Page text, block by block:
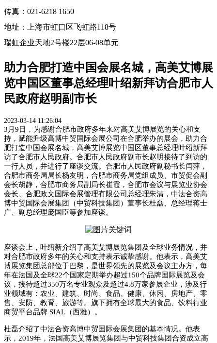
传真：021-6218 1650
地址：上海市虹口区飞虹路118号
瑞虹企业天地2号楼22层06-08单元
助力合肥打造中国会展名城，高美艾博展
览中国区董事总经理叶绍新拜访合肥市人
民政府赵明副市长
2023-03-14 11:26:04
3月9日，为感谢合肥市政府多年来对高美艾博展览的关心和支
持，赋能升级高博中贸国际会展公司在合肥举办的展会，助力合
肥打造中国会展名城，高美艾博展览中国区董事总经理叶绍新拜
访了合肥市人民政府。合肥市人民政府副市长赵明接待了到访的
一行人员，并进行了座谈交流。合肥市人民政府副秘书长闫萍，
合肥市商务局局长杨友明，合肥市商务局党组成员、市贸促会副
会长胡静，合肥市商务局副局长崔霞，合肥市会议与展览业协会
会长、合肥政文国际会展管理有限公司总经理朱清，中法合资高
博中贸国际会展集团（中贸科技集团）董事长杜磊、总经理蒋士
广、副总经理庞国臣等参加座谈。
座谈会上，叶绍新介绍了高美艾博展览集团及全球业务情况，并
对合肥市政府多年的关心和支持表示诚挚感谢。他表示，高美艾
博展览集团总部位于巴黎，是世界领先的展览及会议主办方，每
年在法国及全球22个国家定期举办超过150个品牌国际展览及会
议，接待超过350万名专业观众及超过4.8万家参展企业，涉及行
业领域有：农业、建筑、时尚、食品、健康、休闲、房地产、零
售、安防、教育、旅游等。旗下拥有全球最大的食品、饮料行业
商贸平台品牌 SIAL（西雅）。
杜磊介绍了中法合资高博中贸国际会展集团的基本情况。他表
示，2019年，法国高美艾博展览集团与中贸科技集团合资成立高